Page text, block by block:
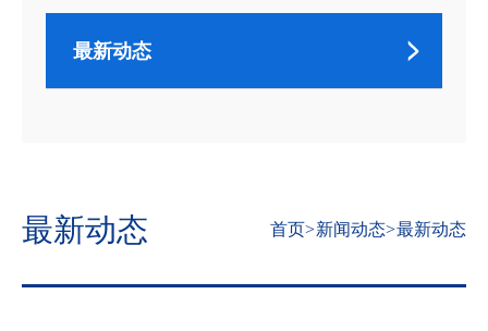
最新动态
最新动态 首页>新闻动态>最新动态